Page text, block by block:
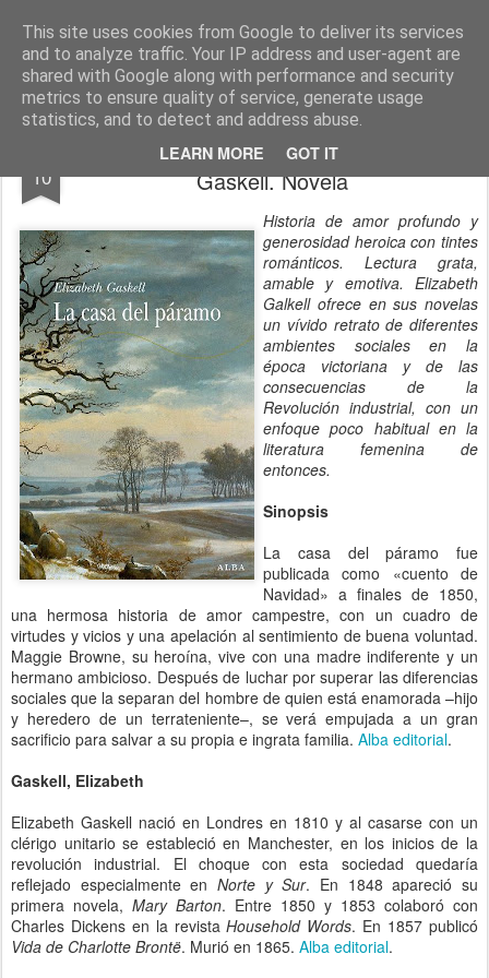
This site uses cookies from Google to deliver its services
and to analyze traffic. Your IP address and user-agent are
shared with Google along with performance and security
metrics to ensure quality of service, generate usage
statistics, and to detect and address abuse.
LEARN MORE GOT IT
CINE, LITERATURA Y VIDA Blog de Cine y Libros
10
LA CASA DEL PÁRAMO. Elizabeth
Gaskell. Novela
Historia de amor profundo y
generosidad heroica con tintes
románticos. Lectura grata,
amable y emotiva. Elizabeth
Galkell ofrece en sus novelas
un vívido retrato de diferentes
ambientes sociales en la
época victoriana y de las
consecuencias de la
Revolución industrial, con un
enfoque poco habitual en la
literatura femenina de
entonces.
Sinopsis
La casa del páramo fue
publicada como «cuento de
Navidad» a finales de 1850,
una hermosa historia de amor campestre, con un cuadro de
virtudes y vicios y una apelación al sentimiento de buena voluntad.
Maggie Browne, su heroína, vive con una madre indiferente y un
hermano ambicioso. Después de luchar por superar las diferencias
sociales que la separan del hombre de quien está enamorada –hijo
y heredero de un terrateniente–, se verá empujada a un gran
sacrificio para salvar a su propia e ingrata familia. Alba editorial.
Gaskell, Elizabeth
Elizabeth Gaskell nació en Londres en 1810 y al casarse con un
clérigo unitario se estableció en Manchester, en los inicios de la
revolución industrial. El choque con esta sociedad quedaría
reflejado especialmente en Norte y Sur. En 1848 apareció su
primera novela, Mary Barton. Entre 1850 y 1853 colaboró con
Charles Dickens en la revistaHousehold Words. En 1857 publicó
Vida de Charlotte Brontë. Murió en 1865. Alba editorial.